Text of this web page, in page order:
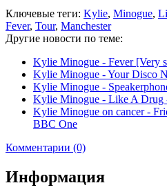
Ключевые теги: Kylie, Minogue,
Fever, Tour, Manchester
Другие новости по теме:
Kylie Minogue - Fever [Very
Kylie Minogue - Your Disco
Kylie Minogue -
Kylie Minogue - Like A Drug
Kylie Minogue on cancer -
BBC One
Комментарии (0)
Информация